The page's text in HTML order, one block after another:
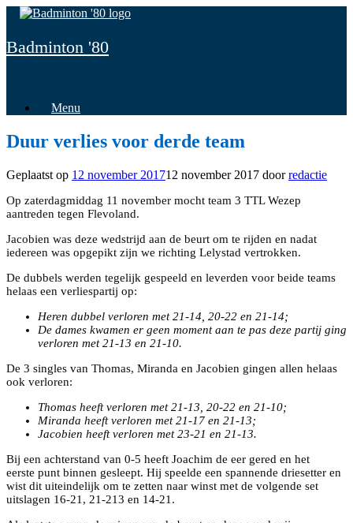
Spring
inhoud
Badminton '80
Menu
Duur verlies voor derde team
Geplaatst op 12 november 201712 november 2017 doorredactie
Op zaterdagmiddag 11 november mocht team 3 TTL Wezep
aantreden tegen Flevoland.
Jacobien was deze wedstrijd aan de beurt om te rijden en nadat
iedereen was opgepikt zijn we richting Lelystad vertrokken.
De dubbels werden tegelijk gespeeld en leverden voor beide teams
helaas een verliespartij op:
Heren dubbel verloren met 21-14, 20-22 en 21-14;
De dames kwamen er geen moment aan te pas deze partij ging
verloren met 21-13 en 21-10.
De 3 singles van Thomas, Miranda en Jacobien gingen allen helaas
ook verloren:
Thomas heeft verloren met 21-13, 20-22 en 21-10;
Miranda heeft verloren met 21-17 en 21-13;
Jacobien heeft verloren met 23-21 en 21-13.
Bij een achterstand van 0-5 heeft Joachim de eer gered en het
eerste punt binnen gesleept. Hij speelde een spannende driesetter en
wist dit uiteindelijk om te zetten naar winst met de volgende set
uitslagen 16-21, 21-213 en 14-21.